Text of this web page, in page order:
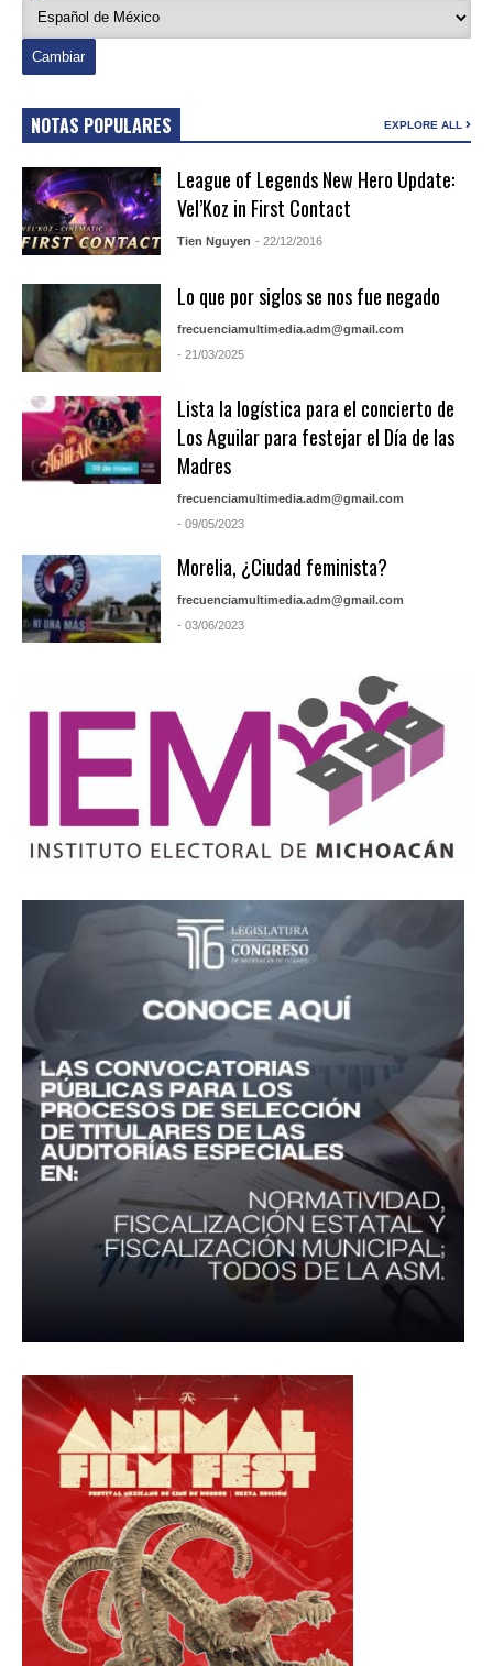
NOTAS POPULARES EXPLORE ALL
League of Legends New Hero Update:
Vel’Koz in First Contact
Tien Nguyen - 22/12/2016
Lo que por siglos se nos fue negado
frecuenciamultimedia.adm@gmail.com
- 21/03/2025
Lista la logística para el concierto de
Los Aguilar para festejar el Día de las
Madres
frecuenciamultimedia.adm@gmail.com
- 09/05/2023
Morelia, ¿Ciudad feminista?
frecuenciamultimedia.adm@gmail.com
- 03/06/2023